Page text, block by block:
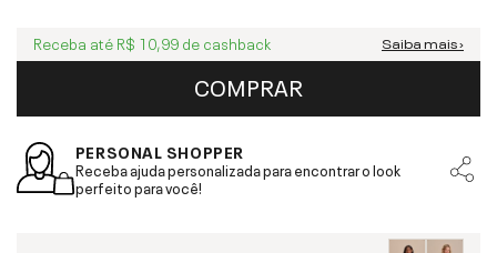
Receba até R$ 10,99 de cashback Saiba mais ›
COMPRAR
PERSONAL SHOPPER
Receba ajuda personalizada para encontrar o look
perfeito para você!